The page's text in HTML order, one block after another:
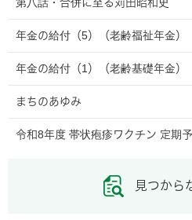
年金の給付（5）（老齢福祉年金）
年金の給付（1）（老齢基礎年金）
まちのあゆみ
令和8年度 帯状疱疹ワクチン 定期
見つから